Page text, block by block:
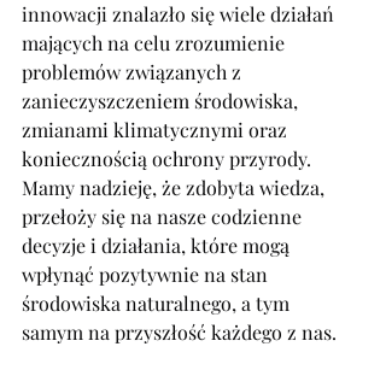
innowacji znalazło się wiele działań
mających na celu zrozumienie
⁣problemów związanych z
‌zanieczyszczeniem środowiska,‌
zmianami klimatycznymi oraz
koniecznością ochrony przyrody.
Mamy nadzieję, że zdobyta wiedza,
przełoży się na ​nasze codzienne
decyzje i działania, które mogą
wpłynąć pozytywnie ⁢na stan
‍środowiska naturalnego, a tym
samym na przyszłość każdego z nas.